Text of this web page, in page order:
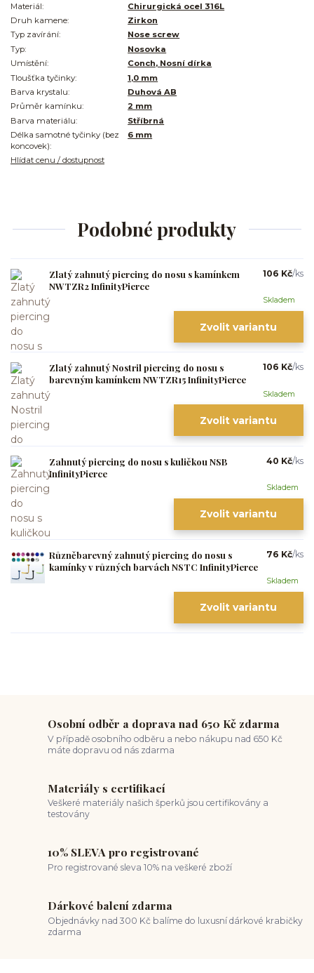
Materiál:
Chirurgická ocel 316L
Druh kamene:
Zirkon
Typ zavírání:
Nose screw
Typ:
Nosovka
Umístění:
Conch, Nosní dírka
Tloušťka tyčinky:
1,0 mm
Barva krystalu:
Duhová AB
Průměr kamínku:
2 mm
Barva materiálu:
Stříbrná
Délka samotné tyčinky (bez
koncovek):
6 mm
Hlídat cenu / dostupnost
Podobné produkty
Zlatý zahnutý piercing do nosu s kamínkem
NWTZR2 InfinityPierce
106 Kč/ks
Skladem
Zvolit variantu
Zlatý zahnutý Nostril piercing do nosu s
barevným kamínkem NWTZR15 InfinityPierce
106 Kč/ks
Skladem
Zvolit variantu
Zahnutý piercing do nosu s kuličkou NSB
InfinityPierce
40 Kč/ks
Skladem
Zvolit variantu
Různěbarevný zahnutý piercing do nosu s
kamínky v různých barvách NSTC InfinityPierce
76 Kč/ks
Skladem
Zvolit variantu
Osobní odběr a doprava nad 650 Kč zdarma
V případě osobního odběru a nebo nákupu nad 650 Kč
máte dopravu od nás zdarma
Materiály s certifikací
Veškeré materiály našich šperků jsou certifikovány a
testovány
10% SLEVA pro registrované
Pro registrované sleva 10% na veškeré zboží
Dárkové balení zdarma
Objednávky nad 300 Kč balíme do luxusní dárkové krabičky
zdarma